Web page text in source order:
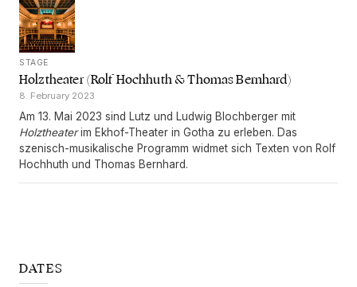
STAGE
Holztheater (Rolf Hochhuth & Thomas Bernhard)
8. February 2023
Am 13. Mai 2023 sind Lutz und Ludwig Blochberger mit
Holztheaterim Ekhof-Theater in Gotha zu erleben. Das
szenisch-musikalische Programm widmet sich Texten von Rolf
Hochhuth und Thomas Bernhard.
DATES